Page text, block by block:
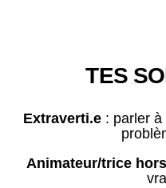
TES
Extraverti.e : parler à
Animateur/trice